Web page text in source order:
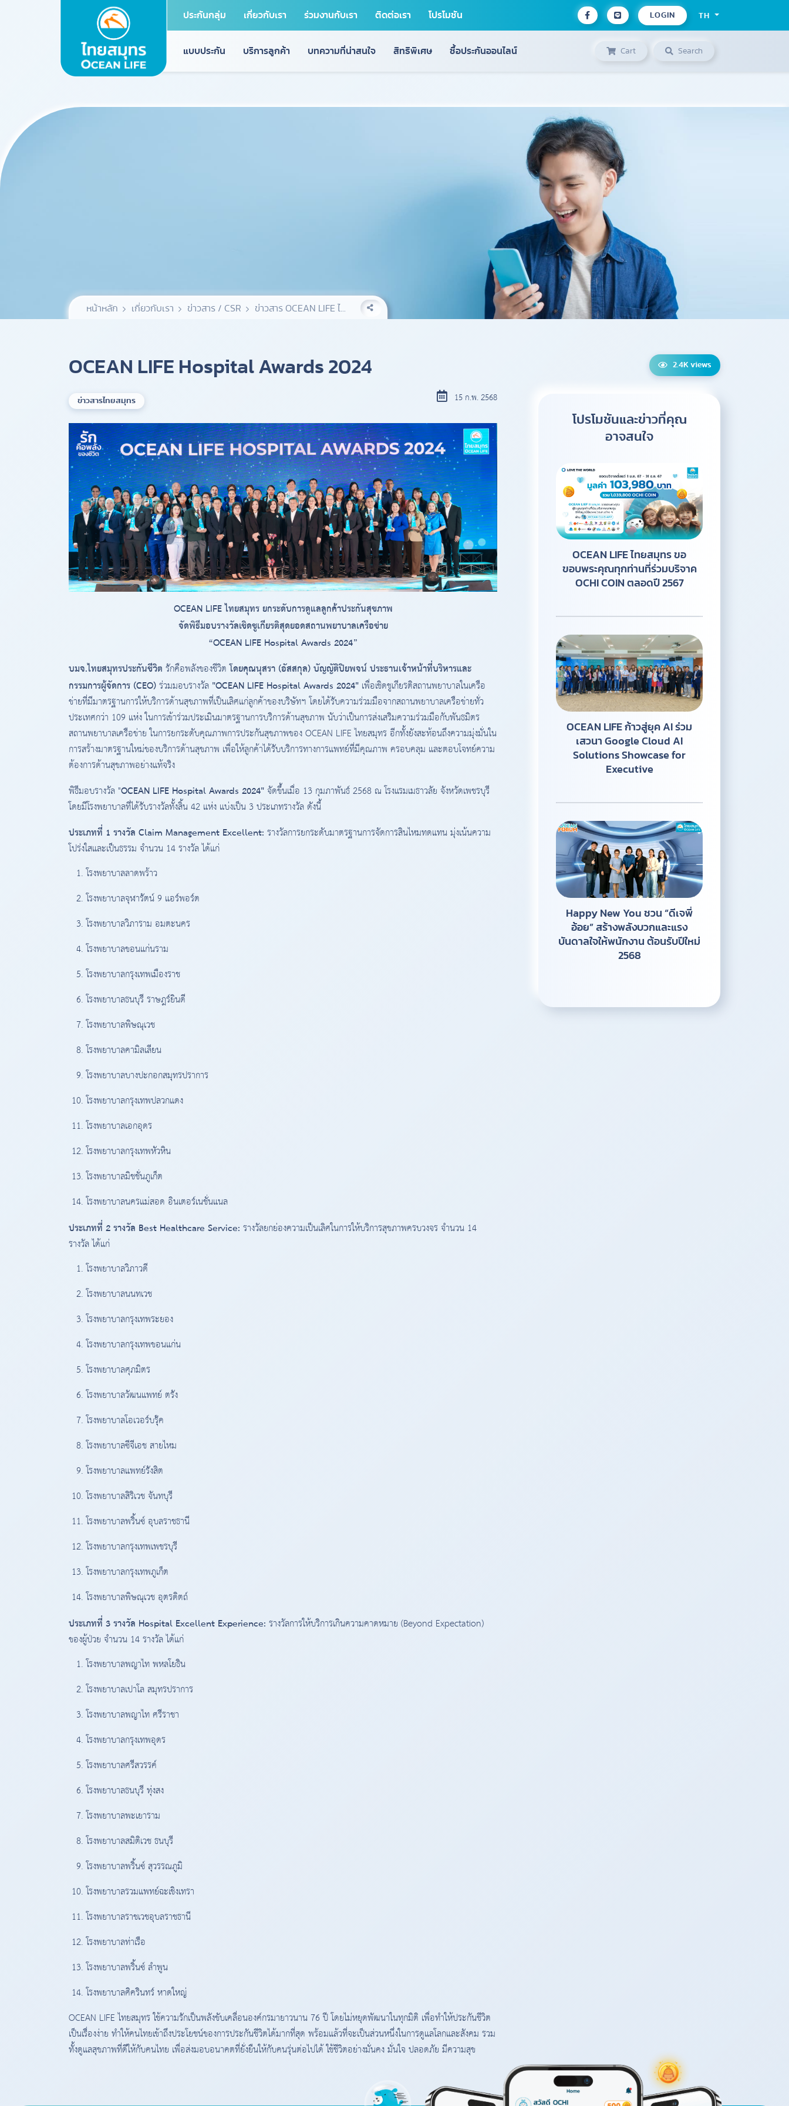
ประกันกลุ่ม เกี่ยวกับเรา ร่วมงานกับเรา ติดต่อเรา โปรโมชัน LOGIN TH
แบบประกัน บริการลูกค้า บทความที่น่าสนใจ สิทธิพิเศษ ซื้อประกันออนไลน์ Cart Search
หน้าหลัก เกี่ยวกับเรา ข่าวสาร / CSR ข่าวสาร OCEAN LIFE ไ...
OCEAN LIFE Hospital Awards 2024
ข่าวสารไทยสมุทร 15 ก.พ. 2568
OCEAN LIFE ไทยสมุทร ยกระดับการดูแลลูกค้าประกันสุขภาพ
จัดพิธีมอบรางวัลเชิดชูเกียรติสุดยอดสถานพยาบาลเครือข่าย
“OCEAN LIFE Hospital Awards 2024”
บมจ.ไทยสมุทรประกันชีวิต รักคือพลังของชีวิตโดยคุณนุสรา (อัสสกุล) บัญญัติปิยพจน์ ประธานเจ้าหน้าที่บริหารและ
กรรมการผู้จัดการ (CEO)ร่วมมอบรางวัล "OCEAN LIFE Hospital Awards 2024" เพื่อเชิดชูเกียรติสถานพยาบาลในเครือ
ข่ายที่มีมาตรฐานการให้บริการด้านสุขภาพที่เป็นเลิศแก่ลูกค้าของบริษัทฯ โดยได้รับความร่วมมือจากสถานพยาบาลเครือข่ายทั่ว
ประเทศกว่า 109 แห่ง ในการเข้าร่วมประเมินมาตรฐานการบริการด้านสุขภาพ นับว่าเป็นการส่งเสริมความร่วมมือกับพันธมิตร
สถานพยาบาลเครือข่าย ในการยกระดับคุณภาพการประกันสุขภาพของ OCEAN LIFE ไทยสมุทร อีกทั้งยังสะท้อนถึงความมุ่งมั่นใน
การสร้างมาตรฐานใหม่ของบริการด้านสุขภาพ เพื่อให้ลูกค้าได้รับบริการทางการแพทย์ที่มีคุณภาพ ครอบคลุม และตอบโจทย์ความ
ต้องการด้านสุขภาพอย่างแท้จริง
พิธีมอบรางวัล "OCEAN LIFE Hospital Awards 2024"จัดขึ้นเมื่อ 13 กุมภาพันธ์ 2568 ณ โรงแรมเมธาวลัย จังหวัดเพชรบุรี
โดยมีโรงพยาบาลที่ได้รับรางวัลทั้งสิ้น 42 แห่ง แบ่งเป็น 3 ประเภทรางวัล ดังนี้
ประเภทที่ 1 รางวัล Claim Management Excellent: รางวัลการยกระดับมาตรฐานการจัดการสินไหมทดแทน มุ่งเน้นความ
โปร่งใสและเป็นธรรม จำนวน 14 รางวัล ได้แก่
โรงพยาบาลลาดพร้าว
โรงพยาบาลจุฬารัตน์ 9 แอร์พอร์ต
โรงพยาบาลวิภาราม อมตะนคร
โรงพยาบาลขอนแก่นราม
โรงพยาบาลกรุงเทพเมืองราช
โรงพยาบาลธนบุรี ราษฎร์ยินดี
โรงพยาบาลพิษณุเวช
โรงพยาบาลคามิลเลียน
โรงพยาบาลบางปะกอกสมุทรปราการ
โรงพยาบาลกรุงเทพปลวกแดง
โรงพยาบาลเอกอุดร
โรงพยาบาลกรุงเทพหัวหิน
โรงพยาบาลมิชชั่นภูเก็ต
โรงพยาบาลนครแม่สอด อินเตอร์เนชั่นแนล
ประเภทที่ 2 รางวัล Best Healthcare Service: รางวัลยกย่องความเป็นเลิศในการให้บริการสุขภาพครบวงจร จำนวน 14
รางวัล ได้แก่
โรงพยาบาลวิภาวดี
โรงพยาบาลนนทเวช
โรงพยาบาลกรุงเทพระยอง
โรงพยาบาลกรุงเทพขอนแก่น
โรงพยาบาลศุภมิตร
โรงพยาบาลวัฒนแพทย์ ตรัง
โรงพยาบาลโอเวอร์บรุ๊ค
โรงพยาบาลซีจีเอช สายไหม
โรงพยาบาลแพทย์รังสิต
โรงพยาบาลสิริเวช จันทบุรี
โรงพยาบาลพริ้นซ์ อุบลราชธานี
โรงพยาบาลกรุงเทพเพชรบุรี
โรงพยาบาลกรุงเทพภูเก็ต
โรงพยาบาลพิษณุเวช อุตรดิตถ์
ประเภทที่ 3 รางวัล Hospital Excellent Experience: รางวัลการให้บริการเกินความคาดหมาย (Beyond Expectation)
ของผู้ป่วย จำนวน 14 รางวัล ได้แก่
โรงพยาบาลพญาไท พหลโยธิน
โรงพยาบาลเปาโล สมุทรปราการ
โรงพยาบาลพญาไท ศรีราชา
โรงพยาบาลกรุงเทพอุดร
โรงพยาบาลศรีสวรรค์
โรงพยาบาลธนบุรี ทุ่งสง
โรงพยาบาลพะเยาราม
โรงพยาบาลสมิติเวช ธนบุรี
โรงพยาบาลพริ้นซ์ สุวรรณภูมิ
โรงพยาบาลรวมแพทย์ฉะเชิงเทรา
โรงพยาบาลราชเวชอุบลราชธานี
โรงพยาบาลท่าเรือ
โรงพยาบาลพริ้นซ์ ลําพูน
โรงพยาบาลศิครินทร์ หาดใหญ่
OCEAN LIFE ไทยสมุทร ใช้ความรักเป็นพลังขับเคลื่อนองค์กรมายาวนาน 76 ปี โดยไม่หยุดพัฒนาในทุกมิติ เพื่อทำให้ประกันชีวิต
เป็นเรื่องง่าย ทำให้คนไทยเข้าถึงประโยชน์ของการประกันชีวิตได้มากที่สุด พร้อมแล้วที่จะเป็นส่วนหนึ่งในการดูแลโลกและสังคม รวม
ทั้งดูแลสุขภาพที่ดีให้กับคนไทย เพื่อส่งมอบอนาคตที่ยั่งยืนให้กับคนรุ่นต่อไปได้ ใช้ชีวิตอย่างมั่นคง มั่นใจ ปลอดภัย มีความสุข
2.4K views
โปรโมชันและข่าวที่คุณ
อาจสนใจ
OCEAN LIFE ไทยสมุทร ขอ
ขอบพระคุณทุกท่านที่ร่วมบริจาค
OCHI COIN ตลอดปี 2567
OCEAN LIFE ก้าวสู่ยุค AI ร่วม
เสวนา Google Cloud AI
Solutions Showcase for
Executive
Happy New You ชวน “ดีเจพี่
อ้อย” สร้างพลังบวกและแรง
บันดาลใจให้พนักงาน ต้อนรับปีใหม่
2568